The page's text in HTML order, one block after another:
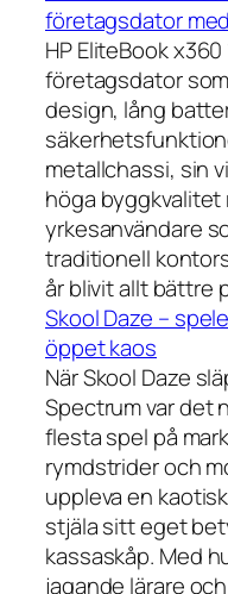
företagsdator
HP EliteBook
företagsdator
design, lång
metallchassi, sin
höga
yrkesanvändare
traditionell
år blivit allt bättre
Skool Daze –
öppet kaos
När Skool Daze
Spectrum var det
flesta spel på
rymdstrider och
uppleva en
stjäla sitt eget
kassaskåp. Med
jagande lärare